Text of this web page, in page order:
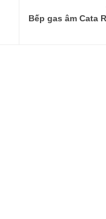
Bếp gas âm Cata